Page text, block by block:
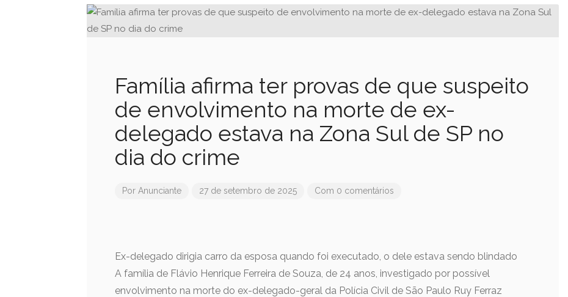
Família afirma ter provas de que suspeito
de envolvimento na morte de ex-
delegado estava na Zona Sul de SP no
dia do crime
Por Anunciante 27 de setembro de 2025 Com 0 comentários
Ex-delegado dirigia carro da esposa quando foi executado, o dele estava sendo blindado
A família de Flávio Henrique Ferreira de Souza, de 24 anos, investigado por possível
envolvimento na morte do ex-delegado-geral da Polícia Civil de São Paulo Ruy Ferraz